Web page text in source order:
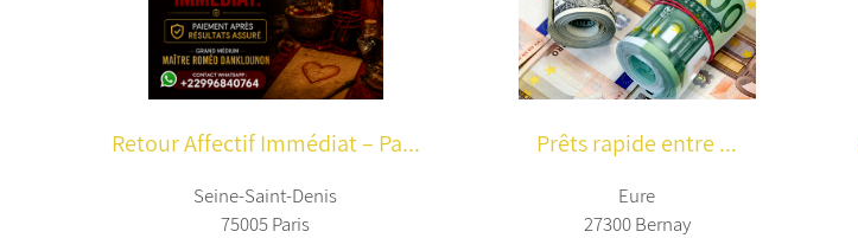
Retour Affectif Immédiat – Pa...
Seine-Saint-Denis
75005 Paris
Prêts rapide entre ...
Eure
27300 Bernay